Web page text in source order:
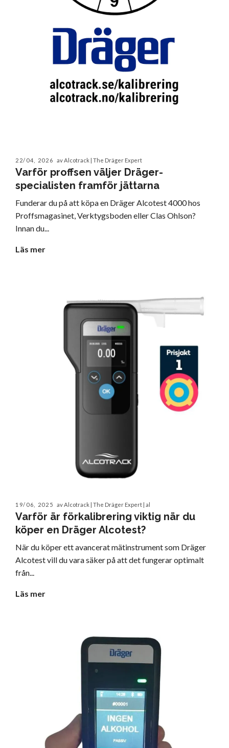
22/04, 2026 av Alcotrack | The Dräger Expert
Varför proffsen väljer Dräger-
specialisten framför jättarna
Funderar du på att köpa en Dräger Alcotest 4000 hos
Proffsmagasinet, Verktygsboden eller Clas Ohlson?
Innan du...
Läs mer
19/06, 2025 av Alcotrack | The Dräger Expert | al
Varför är förkalibrering viktig när du
köper en Dräger Alcotest?
När du köper ett avancerat mätinstrument som Dräger
Alcotest vill du vara säker på att det fungerar optimalt
från...
Läs mer